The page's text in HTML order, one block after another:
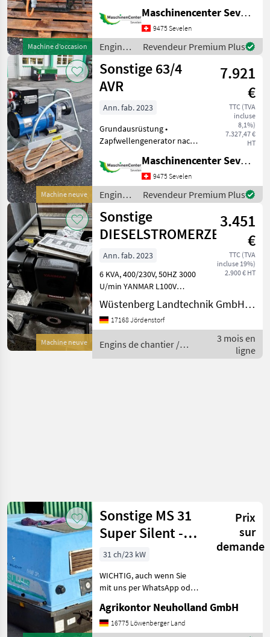
Machine d’occasion
chantier Générateurs de
courant
Maschinencenter Sevelen AG
9475 Sevelen
Engins
de
chantier
/
Sonstige
Revendeur Premium Plus
Machine neuve
Sonstige 63/4
AVR
7.921
€
TTC (TVA
incluse
8,1%)
7.327,47 €
HT
Ann. fab. 2023
Grundausrüstung •
Zapfwellengenerator nach
Pulverbeschichteter
Stahlrohrrahmen • Mit
Schutzklasse IP 23 •
Isolationsklasse: H • 3-
Maschinencenter Sevelen AG
9475 Sevelen
Engins
de
chantier
/
Sonstige
Revendeur Premium Plus
Machine neuve
Sonstige
DIESELSTROMERZEUGER
3.451
€
TTC (TVA
incluse 19%)
2.900 € HT
Ann. fab. 2023
6 KVA, 400/230V, 50HZ 3000
U/min YANMAR L100V
STAGE V Engins de chantier
Générateurs de courant
Wüstenberg Landtechnik GmbH & Co.KG
17168 Jördenstorf
Engins de chantier /
Sonstige
3 mois en
ligne
Sonstige MS 31
Super Silent -
Druckluftkompressor
Prix
sur
demande
31 ch/23 kW
WICHTIG, auch wenn Sie
mit uns per WhatsApp oder
daraufhin Maschinen
kaufen, bitte kontrollieren
Agrikontor Neuholland GmbH
16775 Löwenberger Land